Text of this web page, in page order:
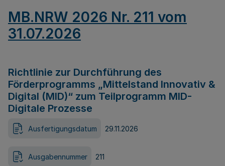
MB.NRW 2026 Nr. 211 vom
31.07.2026
Richtlinie zur Durchführung des
Förderprogramms „Mittelstand Innovativ &
Digital (MID)“ zum Teilprogramm MID-
Digitale Prozesse
Ausfertigungsdatum 29.11.2026
Ausgabennummer 211